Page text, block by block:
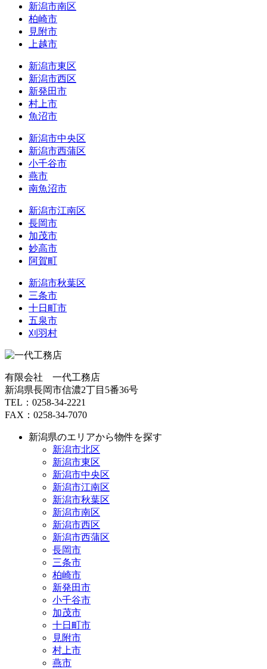
新潟市南区
柏崎市
見附市
上越市
新潟市東区
新潟市西区
新発田市
村上市
魚沼市
新潟市中央区
新潟市西蒲区
小千谷市
燕市
南魚沼市
新潟市江南区
長岡市
加茂市
妙高市
阿賀町
新潟市秋葉区
三条市
十日町市
五泉市
刈羽村
有限会社 一代工務店
新潟県長岡市信濃2丁目5番36号
TEL：0258-34-2221
FAX：0258-34-7070
新潟県のエリアから物件を探す
新潟市北区
新潟市東区
新潟市中央区
新潟市江南区
新潟市秋葉区
新潟市南区
新潟市西区
新潟市西蒲区
長岡市
三条市
柏崎市
新発田市
小千谷市
加茂市
十日町市
見附市
村上市
燕市